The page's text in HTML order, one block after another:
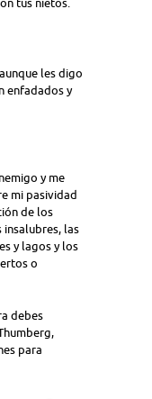
tus nietos.
les digo
enfadados y
y me
mi pasividad
de los
las
y lagos y los
o
debes
para